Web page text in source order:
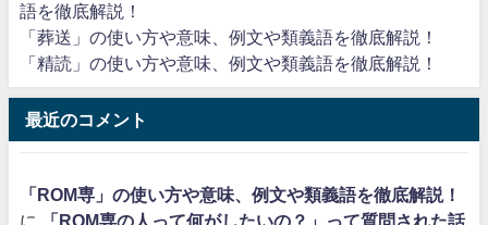
語を徹底解説！
「葬送」の使い方や意味、例文や類義語を徹底解説！
「精読」の使い方や意味、例文や類義語を徹底解説！
最近のコメント
「ROM専」の使い方や意味、例文や類義語を徹底解説！
に
「ROM専の人って何がしたいの？」って質問された話